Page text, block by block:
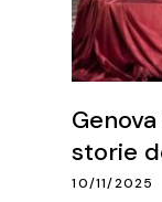
storie
10/11/2025